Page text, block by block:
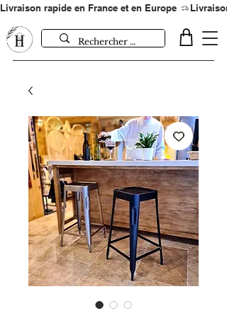
Livraison rapide en France et en Europe